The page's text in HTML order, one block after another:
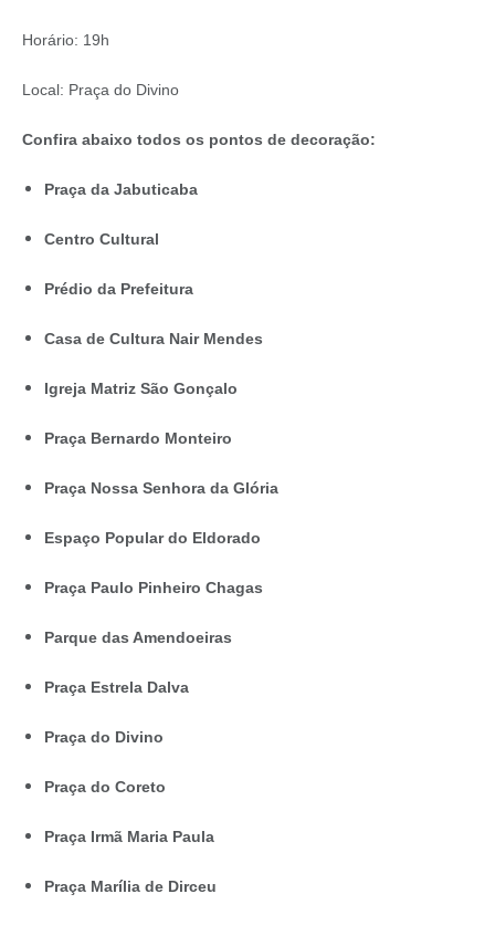
Horário: 19h
Local: Praça do Divino
Confira abaixo todos os pontos de decoração:
Praça da Jabuticaba
Centro Cultural
Prédio da Prefeitura
Casa de Cultura Nair Mendes
Igreja Matriz São Gonçalo
Praça Bernardo Monteiro
Praça Nossa Senhora da Glória
Espaço Popular do Eldorado
Praça Paulo Pinheiro Chagas
Parque das Amendoeiras
Praça Estrela Dalva
Praça do Divino
Praça do Coreto
Praça Irmã Maria Paula
Praça Marília de Dirceu